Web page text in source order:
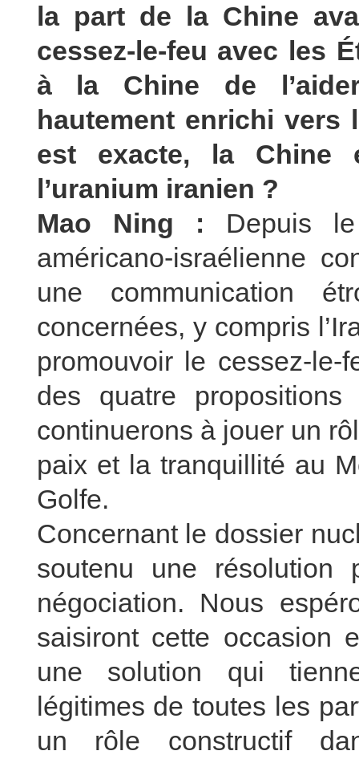
la part de la Chine
cessez-le-feu avec les
à la Chine de
hautement enrichi vers
est exacte, la Chine
l’uranium iranien ?
Mao Ning : Depuis
américano-israélienne
une communication
concernées, y compris
promouvoir le cessez-le-
des quatre
continuerons à jouer un
paix et la tranquillité au
Golfe.
Concernant le dossier
soutenu une
négociation. Nous
saisiront cette occasion
une solution qui
légitimes de toutes les
un rôle constructif